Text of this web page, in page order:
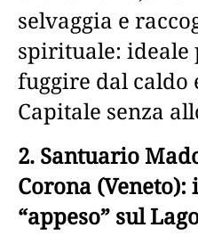
selvaggia e
spirituale: ideale
fuggire dal caldo
Capitale senza
2. Santuario
Corona
“appeso” sul